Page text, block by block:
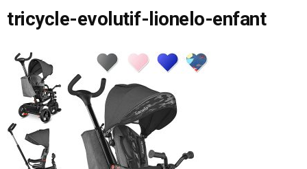
tricycle-evolutif-lionelo-enfant